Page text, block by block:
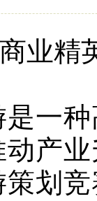
精英
种
产
划